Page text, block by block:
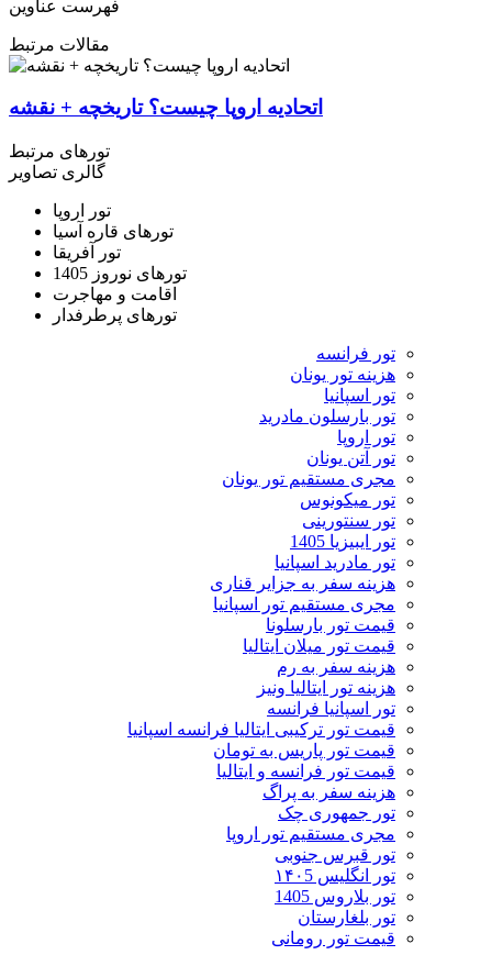
فهرست عناوین
مقالات مرتبط
اتحادیه اروپا چیست؟ تاریخچه + نقشه
تورهای مرتبط
گالری تصاویر
تور اروپا
تورهای قاره آسیا
تور آفریقا
تورهای نوروز 1405
اقامت و مهاجرت
تورهای پرطرفدار
تور فرانسه
هزینه تور یونان
تور اسپانیا
تور بارسلون مادرید
تور اروپا
تور آتن یونان
مجری مستقیم تور یونان
تور میکونوس
تور سنتورینی
تور ایبیزیا 1405
تور مادرید اسپانیا
هزینه سفر به جزایر قناری
مجری مستقیم تور اسپانیا
قیمت تور بارسلونا
قیمت تور میلان ایتالیا
هزینه سفر به رم
هزینه تور ایتالیا ونیز
تور اسپانیا فرانسه
قیمت تور ترکیبی ایتالیا فرانسه اسپانیا
قیمت تور پاریس به تومان
قیمت تور فرانسه و ایتالیا
هزینه سفر به پراگ
تور جمهوری چک
مجری مستقیم تور اروپا
تور قبرس جنوبی
تور انگلیس ۱۴۰5
تور بلاروس 1405
تور بلغارستان
قیمت تور رومانی